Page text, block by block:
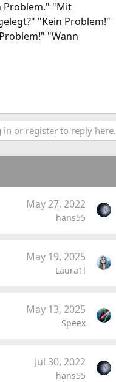
Problem." "Mit
"Kein Problem!"
"Wann
in or register to reply here.
May 27, 2022
hans55
May 19, 2025
Laura1l
May 13, 2025
Speex
Jul 30, 2022
hans55